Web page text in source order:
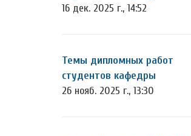
16 дек. 2025 г., 14:52
Темы дипломных работ
студентов кафедры
26 нояб. 2025 г., 13:30